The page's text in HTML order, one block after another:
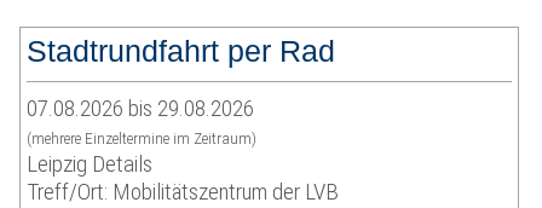
Stadtrundfahrt per Rad
07.08.2026 bis 29.08.2026
(mehrere Einzeltermine im Zeitraum)
Leipzig Details
Treff/Ort: Mobilitätszentrum der LVB